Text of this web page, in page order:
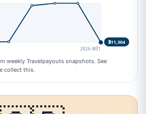
฿11,304
2026-W31
weekly Travelpayouts snapshots. See
collect this.